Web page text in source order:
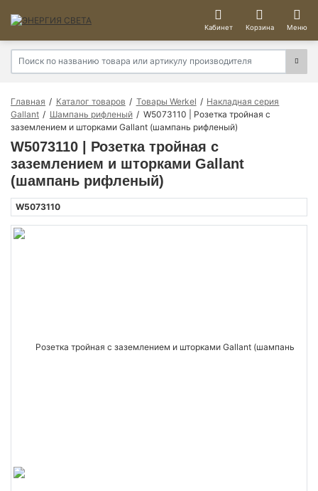
Кабинет Корзина Меню
Главная Каталог товаров Товары Werkel
Накладная серия
Gallant
Шампань рифленый
W5073110 | Розетка тройная с
заземлением и шторками Gallant (шампань рифленый)
W5073110 | Розетка тройная с
заземлением и шторками Gallant
(шампань рифленый)
W5073110